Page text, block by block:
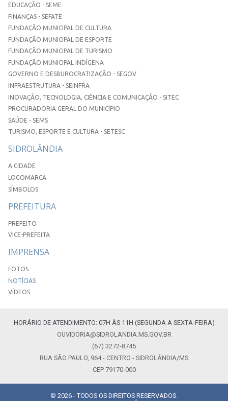
EDUCAÇÃO - SEME
FINANÇAS - SEFATE
FUNDAÇÃO MUNICIPAL DE CULTURA
FUNDAÇÃO MUNICIPAL DE ESPORTE
FUNDAÇÃO MUNICIPAL DE TURISMO
FUNDAÇÃO MUNICIPAL INDÍGENA
GOVERNO E DESBUROCRATIZAÇÃO - SEGOV
INFRAESTRUTURA - SEINFRA
INOVAÇÃO, TECNOLOGIA, CIÊNCIA E COMUNICAÇÃO - SITEC
PROCURADORIA GERAL DO MUNICÍPIO
SAÚDE - SEMS
TURISMO, ESPORTE E CULTURA - SETESC
SIDROLÂNDIA
A CIDADE
LOGOMARCA
SÍMBOLOS
PREFEITURA
PREFEITO
VICE-PREFEITA
IMPRENSA
FOTOS
NOTÍCIAS
VÍDEOS
HORÁRIO DE ATENDIMENTO: 07H ÀS 11H (SEGUNDA A SEXTA-FEIRA)
OUVIDORIA@SIDROLANDIA.MS.GOV.BR
(67) 3272-8745
RUA SÃO PAULO, 964 - CENTRO - SIDROLÂNDIA/MS
CEP 79170-000
© 2026 - TODOS OS DIREITOS RESERVADOS.